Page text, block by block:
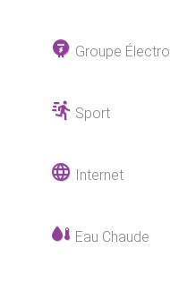
Groupe
Sport
Internet
Eau Chaude